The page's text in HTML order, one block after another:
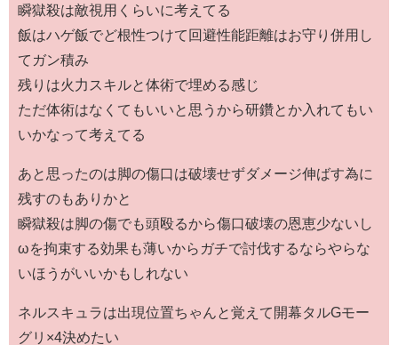
瞬獄殺は敵視用くらいに考えてる
飯はハゲ飯でど根性つけて回避性能距離はお守り併用し
てガン積み
残りは火力スキルと体術で埋める感じ
ただ体術はなくてもいいと思うから研鑽とか入れてもい
いかなって考えてる
あと思ったのは脚の傷口は破壊せずダメージ伸ばす為に
残すのもありかと
瞬獄殺は脚の傷でも頭殴るから傷口破壊の恩恵少ないし
ωを拘束する効果も薄いからガチで討伐するならやらな
いほうがいいかもしれない
ネルスキュラは出現位置ちゃんと覚えて開幕タルGモー
グリ×4決めたい